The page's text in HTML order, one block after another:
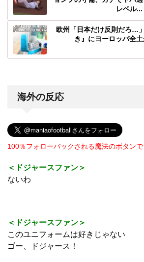
レベル...
欧州「日本だけ反則だろ…
き』にヨーロッパ全
海外の反応
100％フォローバックされる魔法のボタンで
＜ドジャースファン＞
ないわ
＜ドジャースファン＞
このユニフォームは好きじゃない
ゴー、ドジャース！